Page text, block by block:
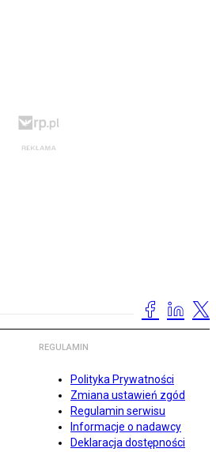
REGULAMIN
Polityka Prywatności
Zmiana ustawień zgód
Regulamin serwisu
Informacje o nadawcy
Deklaracja dostępności